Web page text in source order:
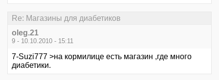
Re: Магазины для диабетиков
oleg.21
9 - 10.10.2010 - 15:11
7-Suzi777 >на кормилице есть магазин ,где много
диабетики.